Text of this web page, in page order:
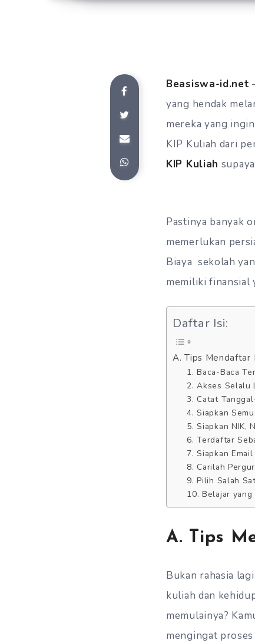
Beasiswa-id.net
yang hendak
mereka yang
KIP Kuliah dari
KIP Kuliah
Pastinya banyak
memerlukan
Biaya sekolah
memiliki finansial
Daftar Isi:
A. Tips Mendaftar
1. Baca-Baca
2. Akses Selalu
3. Catat
4. Siapkan
5. Siapkan NIK,
6. Terdaftar
7. Siapkan
8. Carilah
9. Pilih Salah
10. Belajar
A. Tips
Bukan rahasia
kuliah dan
memulainya?
mengingat